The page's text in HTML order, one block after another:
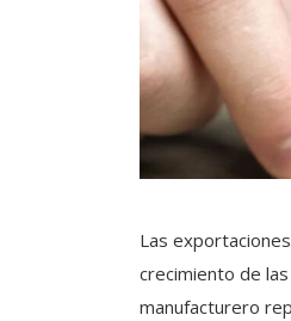
Las
crecimiento de
manufacturero